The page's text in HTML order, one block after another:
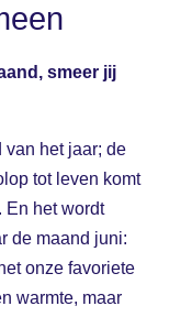
smeer jij
van het jaar; de
tot leven komt
En het wordt
de maand juni:
onze favoriete
warmte, maar